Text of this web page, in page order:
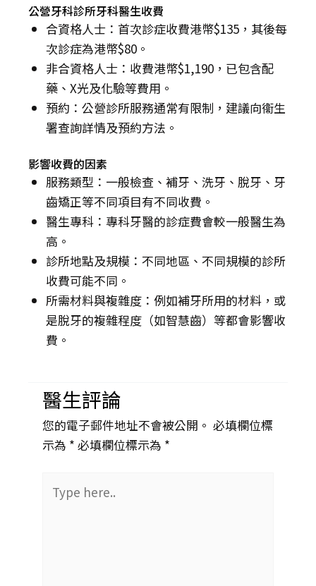
公營牙科診所牙科醫生收費
合資格人士：首次診症收費港幣$135，其後每
次診症為港幣$80。
非合資格人士：收費港幣$1,190，已包含配
藥、X光及化驗等費用。
預約：公營診所服務通常有限制，建議向衞生
署查詢詳情及預約方法。
影響收費的因素
服務類型：一般檢查、補牙、洗牙、脫牙、牙
齒矯正等不同項目有不同收費。
醫生專科：專科牙醫的診症費會較一般醫生為
高。
診所地點及規模：不同地區、不同規模的診所
收費可能不同。
所需材料與複雜度：例如補牙所用的材料，或
是脫牙的複雜程度（如智慧齒）等都會影響收
費。
醫生評論
您的電子郵件地址不會被公開。 必填欄位標
示為 * 必填欄位標示為 *
here..